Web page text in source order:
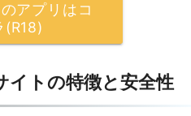
アプリはコ
(R18)
イトの特徴と安全性